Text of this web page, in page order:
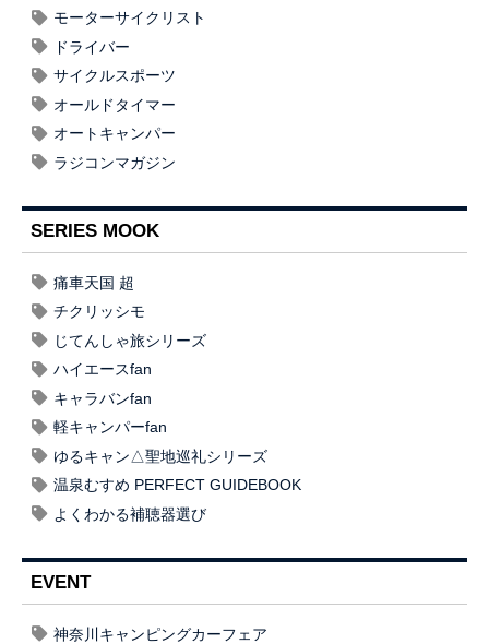
モーターサイクリスト
ドライバー
サイクルスポーツ
オールドタイマー
オートキャンパー
ラジコンマガジン
SERIES MOOK
痛車天国 超
チクリッシモ
じてんしゃ旅シリーズ
ハイエースfan
キャラバンfan
軽キャンパーfan
ゆるキャン△聖地巡礼シリーズ
温泉むすめ PERFECT GUIDEBOOK
よくわかる補聴器選び
EVENT
神奈川キャンピングカーフェア